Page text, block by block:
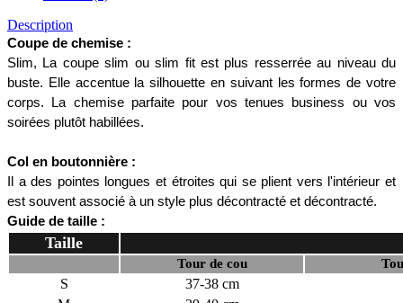
Description
Coupe de chemise :
Slim, La coupe slim ou slim fit est plus resserrée au niveau du
buste. Elle accentue la silhouette en suivant les formes de votre
corps. La chemise parfaite pour vos tenues business ou vos
soirées plutôt habillées.
Col en boutonnière :
Il a des pointes longues et étroites qui se plient vers l'intérieur et
est souvent associé à un style plus décontracté et décontracté.
Guide de taille :
Taille
Tour de cou
S
37-38 cm